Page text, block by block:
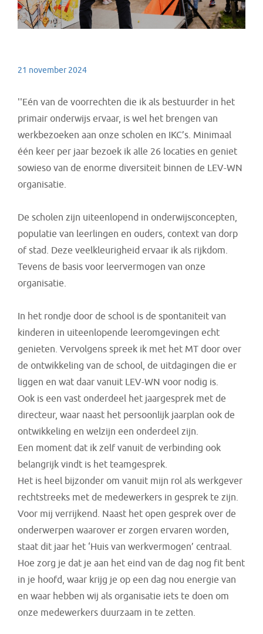
21 november 2024
''Eén van de voorrechten die ik als bestuurder in het
primair onderwijs ervaar, is wel het brengen van
werkbezoeken aan onze scholen en IKC’s. Minimaal
één keer per jaar bezoek ik alle 26 locaties en geniet
sowieso van de enorme diversiteit binnen de LEV-WN
organisatie.
De scholen zijn uiteenlopend in onderwijsconcepten,
populatie van leerlingen en ouders, context van dorp
of stad. Deze veelkleurigheid ervaar ik als rijkdom.
Tevens de basis voor leervermogen van onze
organisatie.
In het rondje door de school is de spontaniteit van
kinderen in uiteenlopende leeromgevingen echt
genieten. Vervolgens spreek ik met het MT door over
de ontwikkeling van de school, de uitdagingen die er
liggen en wat daar vanuit LEV-WN voor nodig is.
Ook is een vast onderdeel het jaargesprek met de
directeur, waar naast het persoonlijk jaarplan ook de
ontwikkeling en welzijn een onderdeel zijn.
Een moment dat ik zelf vanuit de verbinding ook
belangrijk vindt is het teamgesprek.
Het is heel bijzonder om vanuit mijn rol als werkgever
rechtstreeks met de medewerkers in gesprek te zijn.
Voor mij verrijkend. Naast het open gesprek over de
onderwerpen waarover er zorgen ervaren worden,
staat dit jaar het ‘Huis van werkvermogen’ centraal.
Hoe zorg je dat je aan het eind van de dag nog fit bent
in je hoofd, waar krijg je op een dag nou energie van
en waar hebben wij als organisatie iets te doen om
onze medewerkers duurzaam in te zetten.